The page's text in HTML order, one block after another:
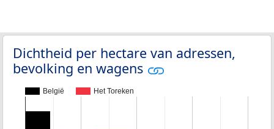
Dichtheid per hectare van adressen,
bevolking en wagens
België Het Toreken